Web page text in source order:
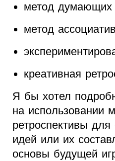
метод
метод
креативная
Я бы хотел
на использовании
ретроспективы
идей или их
основы будущей